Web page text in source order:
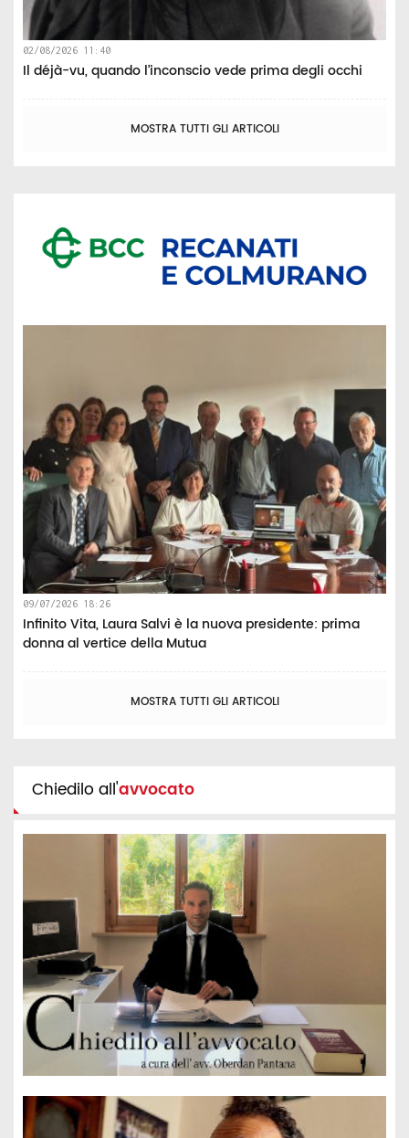
02/08/2026 11:40
Il déjà-vu, quando l’inconscio vede prima degli occhi
MOSTRA TUTTI GLI ARTICOLI
09/07/2026 18:26
Infinito Vita, Laura Salvi è la nuova presidente: prima
donna al vertice della Mutua
MOSTRA TUTTI GLI ARTICOLI
Chiedilo all'avvocato